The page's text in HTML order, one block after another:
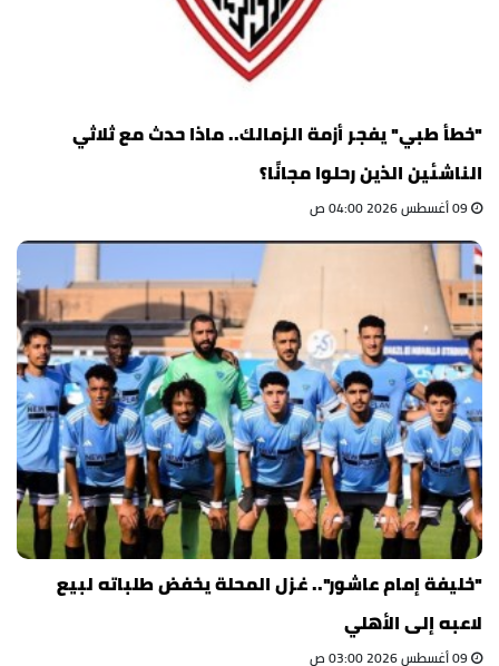
"خطأ طبي" يفجر أزمة الزمالك.. ماذا حدث مع ثلاثي
الناشئين الذين رحلوا مجانًا؟
"خليفة إمام عاشور".. غزل المحلة يخفض طلباته لبيع
لاعبه إلى الأهلي